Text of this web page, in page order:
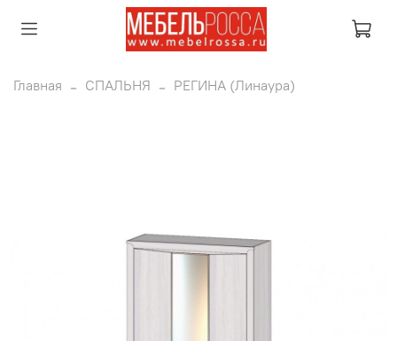
Главная СПАЛЬНЯ РЕГИНА (Линаура)